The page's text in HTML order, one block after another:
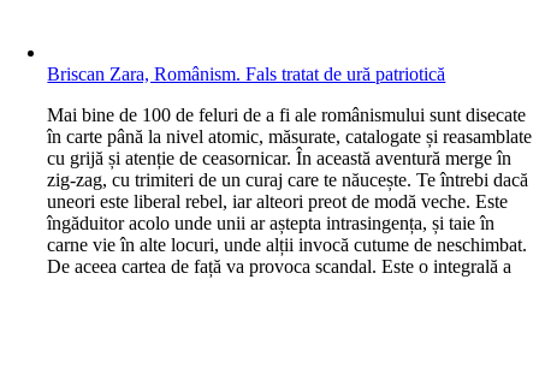
Briscan Zara, Românism. Fals tratat de ură patriotică
Mai bine de 100 de feluri de a fi ale românismului sunt disecate
în carte până la nivel atomic, măsurate, catalogate și reasamblate
cu grijă și atenție de ceasornicar. În această aventură merge în
zig-zag, cu trimiteri de un curaj care te năucește. Te întrebi dacă
uneori este liberal rebel, iar alteori preot de modă veche. Este
îngăduitor acolo unde unii ar aștepta intrasingența, și taie în
carne vie în alte locuri, unde alții invocă cutume de neschimbat.
De aceea cartea de față va provoca scandal. Este o integrală a